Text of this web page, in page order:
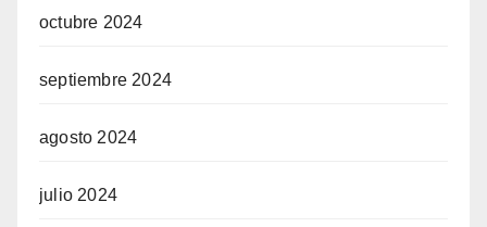
octubre 2024
septiembre 2024
agosto 2024
julio 2024